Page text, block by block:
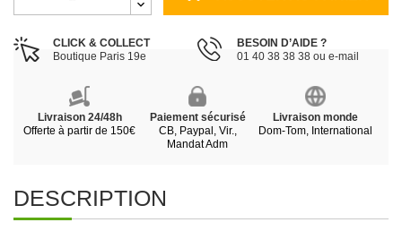
CLICK & COLLECT
Boutique Paris 19e
BESOIN D’AIDE ?
01 40 38 38 38 ou e-mail
Livraison 24/48h
Offerte à partir de 150€
Paiement sécurisé
CB, Paypal, Vir.,
Mandat Adm
Livraison monde
Dom-Tom, International
DESCRIPTION